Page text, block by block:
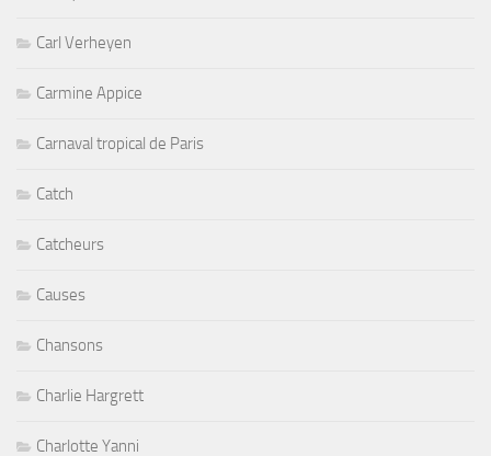
Carl Verheyen
Carmine Appice
Carnaval tropical de Paris
Catch
Catcheurs
Causes
Chansons
Charlie Hargrett
Charlotte Yanni